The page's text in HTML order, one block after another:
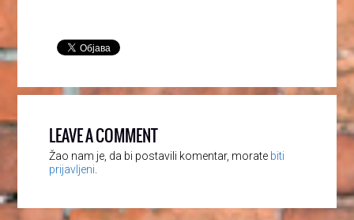
LEAVE A COMMENT
Žao nam je, da bi postavili komentar, morate biti
prijavljeni